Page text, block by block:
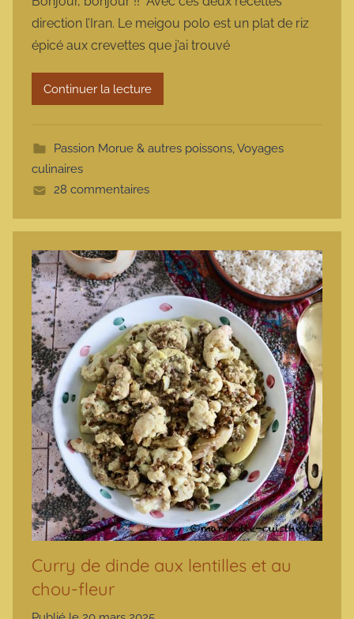
m
a
r
m
t
direction l’Iran. Le meigou polo est un plat de riz
épicé aux crevettes que j’ai trouvé
Continuer la lecture
Passion Morue & autres poissons,Voyages
culinaires
28 commentaires
Curry de dinde aux lentilles et au
chou-fleur